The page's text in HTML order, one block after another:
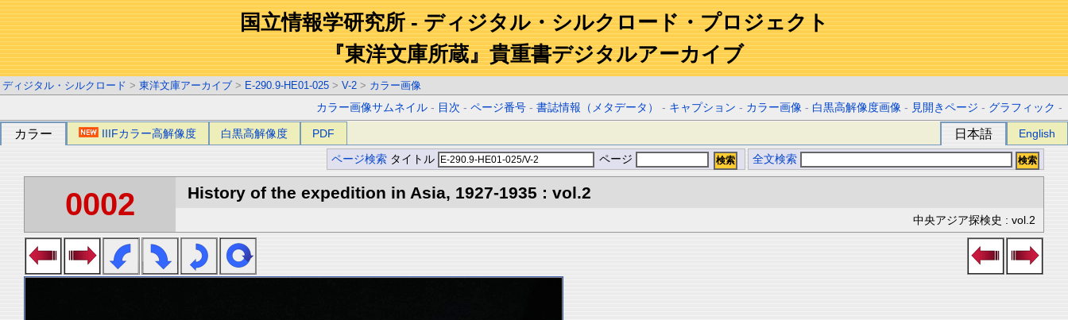
国立情報学研究所 - ディジタル・シルクロード・プロジェクト
『東洋文庫所蔵』貴重書デジタルアーカイブ
ディジタル・シルクロード > 東洋文庫アーカイブ > E-290.9-HE01-025 > V-2 > カラー画像
カラー画像サムネイル - 目次 -ページ番号 -書誌情報（メタデータ） - キャプション - カラー画像 - 白黒高解像度画像 - 見開きページ - グラフィック -
カラー IIIFカラー高解像度 白黒高解像度 PDF 日本語 English
ページ検索 タイトル ページ 全文検索
0002 History of the expedition in Asia, 1927-1935 : vol.2
中央アジア探検史 : vol.2